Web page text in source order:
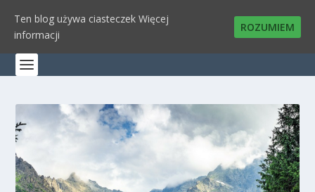
Ten blog używa ciasteczek Więcej
informacji
ROZUMIEM